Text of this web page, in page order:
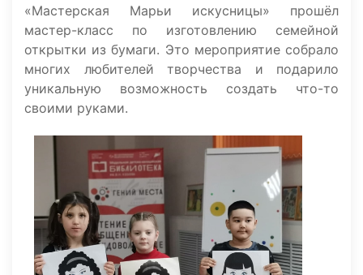
«Мастерская Марьи искусницы» прошёл
мастер-класс по изготовлению семейной
открытки из бумаги. Это мероприятие собрало
многих любителей творчества и подарило
уникальную возможность создать что-то
своими руками.